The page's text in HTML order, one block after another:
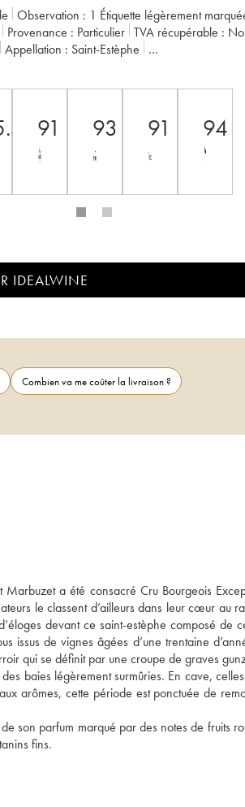
Observation : 1 Étiquette légèrement
Provenance : particulier TVA récupérable :
Appellation :
Saint-Estèphe
91 93 91 94
IDEALWINE
Combien va me coûter la livraison ?
a été consacré Cru Bourgeois
le classent d’ailleurs dans leur cœur au
devant ce saint-estèphe composé de
issus de vignes âgées d’une trentaine
qui se définit par une croupe de graves
baies légèrement surmûries. En cave,
arômes, cette période est ponctuée de
son parfum marqué par des notes de fruits
fins.